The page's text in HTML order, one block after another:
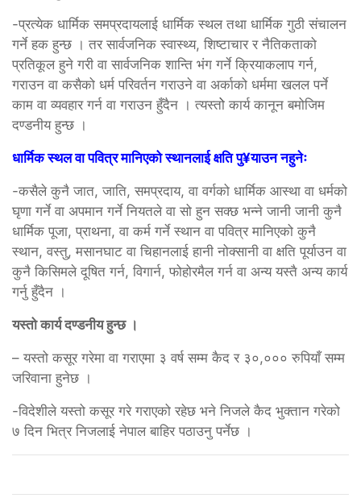
-प्रत्येक धार्मिक समप्रदायलाई धार्मिक स्थल तथा धार्मिक गुठी संचालन
गर्ने हक हुन्छ । तर सार्वजनिक स्वास्थ्य, शिष्टाचार र नैतिकताको
प्रतिकूल हुने गरी वा सार्वजनिक शान्ति भंग गर्ने क्रियाकलाप गर्न,
गराउन वा कसैको धर्म परिवर्तन गराउने वा अर्काको धर्ममा खलल पर्ने
काम वा व्यवहार गर्न वा गराउन हुँदैन । त्यस्तोे कार्य कानून बमोजिम
दण्डनीय हुन्छ ।
धार्मिक स्थल वा पवित्र मानिएको स्थानलाई क्षति पु¥याउन नहुनेः
-कसैले कुनै जात, जाति, समप्रदाय, वा वर्गको धार्मिक आस्था वा धर्मको
घृणा गर्ने वा अपमान गर्ने नियतले वा सो हुन सक्छ भन्ने जानी जानी कुनै
धार्मिक पूजा, प्राथना, वा कर्म गर्ने स्थान वा पवित्र मानिएको कुनै
स्थान, वस्तु, मसानघाट वा चिहानलाई हानी नोक्सानी वा क्षति पूर्याउन वा
कुनै किसिमले दूषित गर्न, विगार्न, फोहोरमैल गर्न वा अन्य यस्तै अन्य कार्य
गर्नु हुँदैन ।
यस्तो कार्य दण्डनीय हुन्छ ।
– यस्तो कसूर गरेमा वा गराएमा ३ वर्ष सम्म कैद र ३०,००० रुपियाँ सम्म
जरिवाना हुनेछ ।
-विदेशीले यस्तो कसूर गरे गराएको रहेछ भने निजले कैद भुक्तान गरेको
७ दिन भित्र निजलाई नेपाल बाहिर पठाउनु पर्नेछ ।